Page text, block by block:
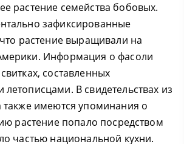
растение семейства бобовых.
зафиксированные
растение выращивали на
Информация о фасоли
составленных
В свидетельствах из
также имеются упоминания о
растение попало посредством
частью национальной кухни.